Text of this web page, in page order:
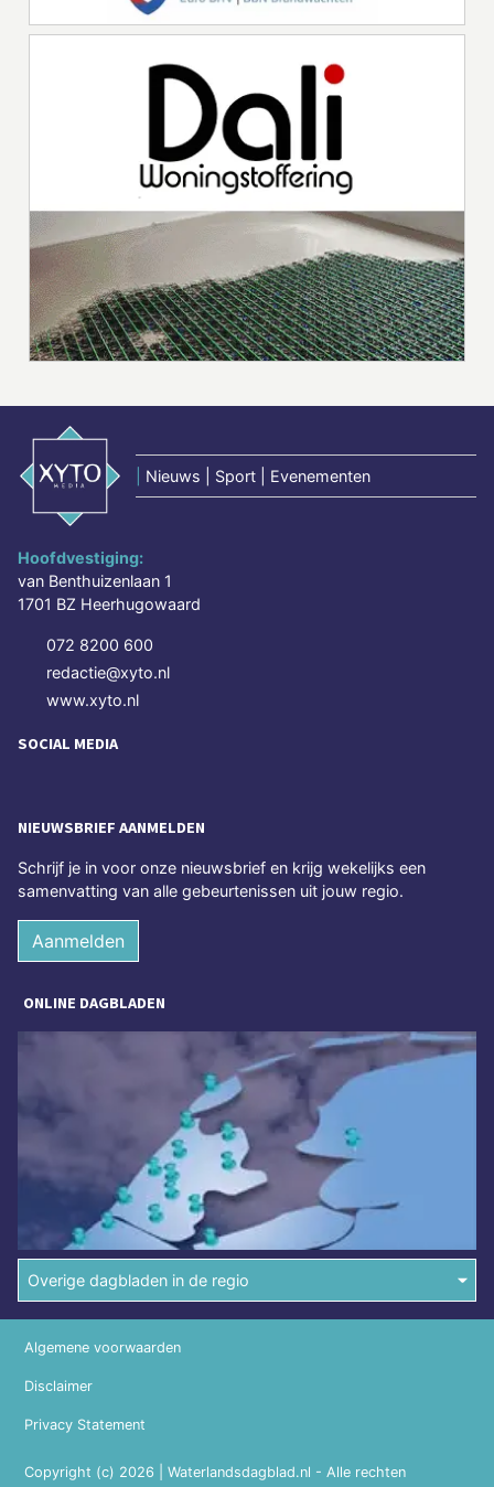
Nieuws | Sport | Evenementen
Hoofdvestiging:
van Benthuizenlaan 1
1701 BZ Heerhugowaard
072 8200 600
redactie@xyto.nl
www.xyto.nl
SOCIAL MEDIA
NIEUWSBRIEF AANMELDEN
Schrijf je in voor onze nieuwsbrief en krijg wekelijks een
samenvatting van alle gebeurtenissen uit jouw regio.
Aanmelden
ONLINE DAGBLADEN
Overige dagbladen in de regio
Copyright (c) 2026 | Waterlandsdagblad.nl - Alle rechten
Algemene voorwaarden
Disclaimer
Privacy Statement